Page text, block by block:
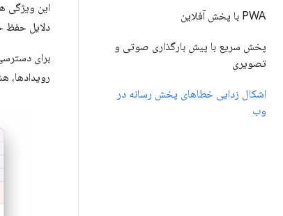
PWA با پخش آفلاین
پخش سریع با پیش بارگذاری صوتی و
تصویری
اشکال زدایی خطاهای پخش رسانه در
وب
این ویژگی
دلایل حفظ
برای
رویدادها،